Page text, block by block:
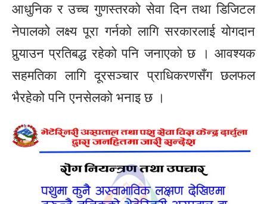
आधुनिक र उच्च गुणस्तरको सेवा दिन तथा डिजिटल
नेपालको लक्ष्य पूरा गर्नको लागि सरकारलाई योगदान
पुर्‍याउन प्रतिबद्ध रहेको पनि जनाएको छ । आवश्यक
सहमतिका लागि दूरसञ्चार प्राधिकरणसँग छलफल
भैरहेको पनि एनसेलको भनाइ छ ।